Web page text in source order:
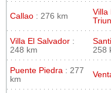
Callao : 276 km
Villa
Villa El Salvador :
248 km
258
Puente Piedra : 277
km